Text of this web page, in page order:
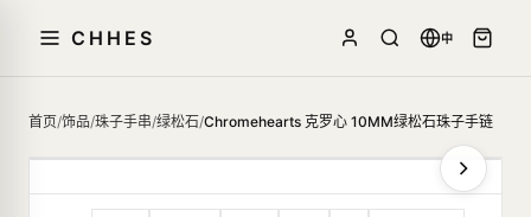
CHHES 中
首页/饰品/珠子手串/绿松石/Chromehearts 克罗心 10MM绿松石珠子手链